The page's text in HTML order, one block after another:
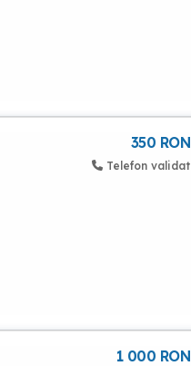
350 RON
Telefon validat
1 000 RON